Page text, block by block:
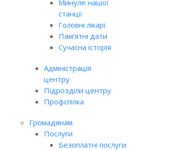
Минуле нашої
станції
Головні лікарі
Пам’ятні дати
Сучасна історія
Адміністрація
центру
Підрозділи центру
Профспілка
Громадянам
Послуги
Безоплатні послуги